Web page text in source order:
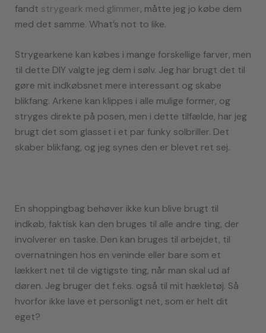
fandt strygeark med glimmer, måtte jeg jo købe dem
med det samme. What’s not to like.
Strygearkene kan købes i mange forskellige farver, men
til dette DIY valgte jeg dem i sølv. Jeg har brugt det til
gøre mit indkøbsnet mere interessant og skabe
blikfang. Arkene kan klippes i alle mulige former, og
stryges direkte på posen, men i dette tilfælde, har jeg
brugt det som glasset i et par funky solbriller. Det
skaber blikfang, og jeg synes den er blevet ret sej.
En shoppingbag behøver ikke kun blive brugt til
indkøb, faktisk kan den bruges til alle andre ting, der
involverer en taske. Den kan bruges til arbejdet, til
overnatningen hos en veninde eller bare som et
lækkert net til de vigtigste ting, når man skal ud af
døren. Jeg bruger det f.eks. også til mit hækletøj. Så
hvorfor ikke lave et personligt net, som er helt dit
eget?